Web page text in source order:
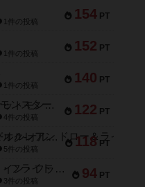
154 PT
1件の投稿
152 PT
1件の投稿
140 PT
1件の投稿
122 PT
ドブル：ポケットモンスター
4件の投稿
118 PT
ジャンヌ・ダルク-オルレアン ドロー＆ライト
5件の投稿
94 PT
ファースト・イン・フライト
3件の投稿